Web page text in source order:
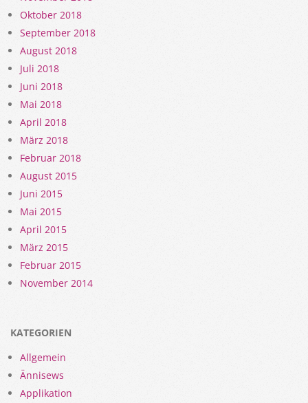
Oktober 2018
September 2018
August 2018
Juli 2018
Juni 2018
Mai 2018
April 2018
März 2018
Februar 2018
August 2015
Juni 2015
Mai 2015
April 2015
März 2015
Februar 2015
November 2014
KATEGORIEN
Allgemein
Ännisews
Applikation